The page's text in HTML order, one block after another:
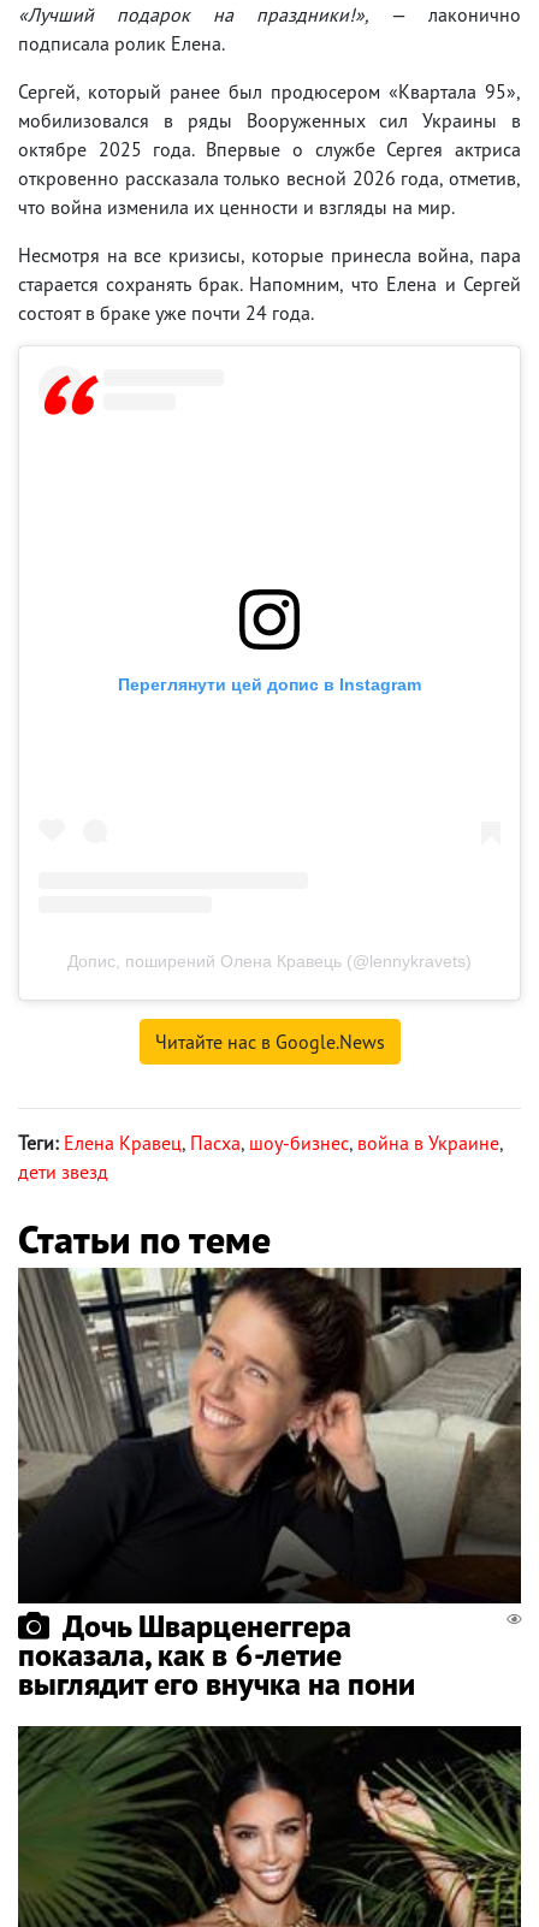
«Лучший подарок на праздники!», — лаконично
подписала ролик Елена.
Сергей, который ранее был продюсером «Квартала 95»,
мобилизовался в ряды Вооруженных сил Украины в
октябре 2025 года. Впервые о службе Сергея актриса
откровенно рассказала только весной 2026 года, отметив,
что война изменила их ценности и взгляды на мир.
Несмотря на все кризисы, которые принесла война, пара
старается сохранять брак. Напомним, что Елена и Сергей
состоят в браке уже почти 24 года.
Переглянути цей допис в Instagram
Допис, поширений Олена Кравець (@lennykravets)
Читайте нас в Google.News
Теги: Елена Кравец, Пасха, шоу-бизнес, война в Украине,
дети звезд
Статьи по теме
Дочь Шварценеггера
показала, как в 6-летие
выглядит его внучка на пони